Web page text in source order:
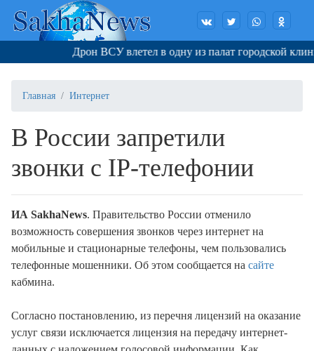
Дрон ВСУ влетел в одну из палат городской
Главная Интернет
В России запретили
звонки с IP-телефонии
ИА SakhaNews. Правительство России отменило
возможность совершения звонков через интернет на
мобильные и стационарные телефоны, чем пользовались
телефонные мошенники. Об этом сообщается на сайте
кабмина.
Согласно постановлению, из перечня лицензий на оказание
услуг связи исключается лицензия на передачу интернет-